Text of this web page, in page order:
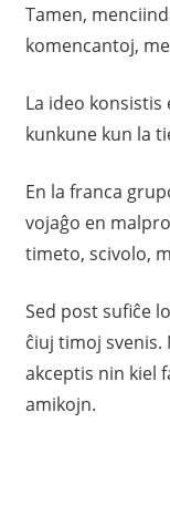
Tamen,
komencantoj,
La ideo
kunkune kun la
En la franca
vojaĝo en
timeto, scivolo,
Sed post sufiĉe
ĉiuj timoj svenis.
akceptis nin kiel
amikojn.